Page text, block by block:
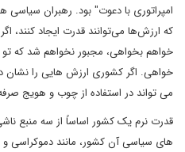
امپراتوری با دعوت" بود. رهبران
که ارزش‌ها می‌توانند قدرت ایجاد کنند، اگر
خواهم بخواهی، مجبور نخواهم شد که تو
خواهی. اگر کشوری ارزش هایی را نشان
می تواند در استفاده از چوب و هویج
قدرت نرم یک کشور اساساً از سه منبع
های سیاسی آن کشور، مانند دموکراسی و